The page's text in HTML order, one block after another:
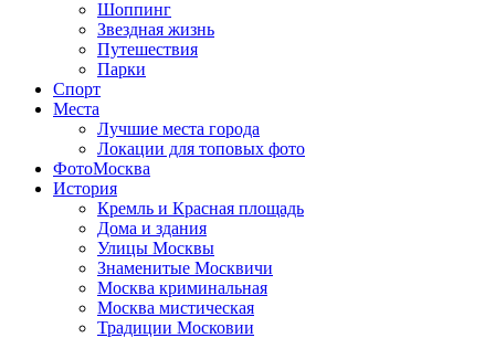
Шоппинг
Звездная жизнь
Путешествия
Парки
Спорт
Места
Лучшие места города
Локации для топовых фото
ФотоМосква
История
Кремль и Красная площадь
Дома и здания
Улицы Москвы
Знаменитые Москвичи
Москва криминальная
Москва мистическая
Традиции Московии